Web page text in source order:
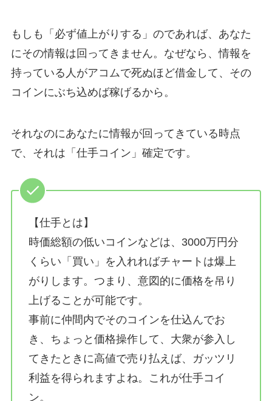
もしも「必ず値上がりする」のであれば、あなた
にその情報は回ってきません。なぜなら、情報を
持っている人がアコムで死ぬほど借金して、その
コインにぶち込めば稼げるから。
それなのにあなたに情報が回ってきている時点
で、それは「仕手コイン」確定です。
【仕手とは】
時価総額の低いコインなどは、3000万円分
くらい「買い」を入れればチャートは爆上
がりします。つまり、意図的に価格を吊り
上げることが可能です。
事前に仲間内でそのコインを仕込んでお
き、ちょっと価格操作して、大衆が参入し
てきたときに高値で売り払えば、ガッツリ
利益を得られますよね。これが仕手コイ
ン。